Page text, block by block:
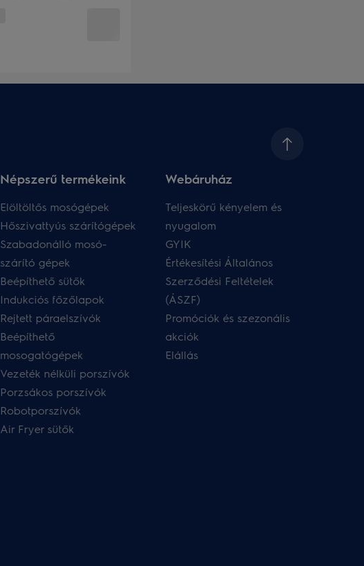
Népszerű termékeink
Elöltöltős mosógépek
Hőszivattyús szárítógépek
Szabadonálló mosó-
szárító gépek
Beépíthető sütők
Indukciós főzőlapok
Rejtett páraelszívók
Beépíthető
mosogatógépek
Vezeték nélküli porszívók
Porzsákos porszívók
Robotporszívók
Air Fryer sütők
Webáruház​
Teljeskörű kényelem és
nyugalom
GYIK
Értékesítési Általános
Szerződési Feltételek
(ÁSZF)
Promóciók és szezonális
akciók
Elállás